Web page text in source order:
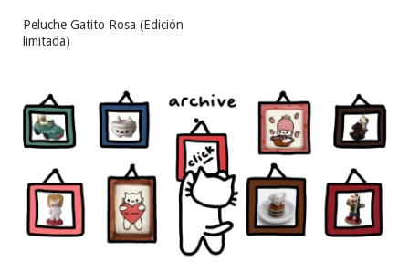
Peluche Gatito Rosa (Edición
limitada)